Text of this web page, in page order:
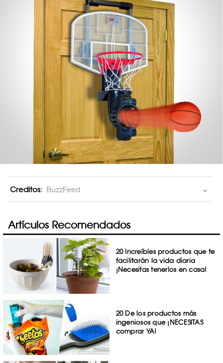
Creditos: BuzzFeed
Artículos Recomendados
20 Increíbles productos que te
facilitarán la vida diaria
¡Necesitas tenerlos en casa!
20 De los productos más
ingeniosos que ¡NECESITAS
comprar YA!